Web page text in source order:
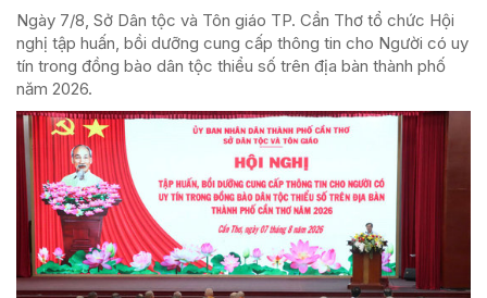
Ngày 7/8, Sở Dân tộc và Tôn giáo TP. Cần Thơ tổ chức Hội
nghị tập huấn, bồi dưỡng cung cấp thông tin cho Người có uy
tín trong đồng bào dân tộc thiểu số trên địa bàn thành phố
năm 2026.